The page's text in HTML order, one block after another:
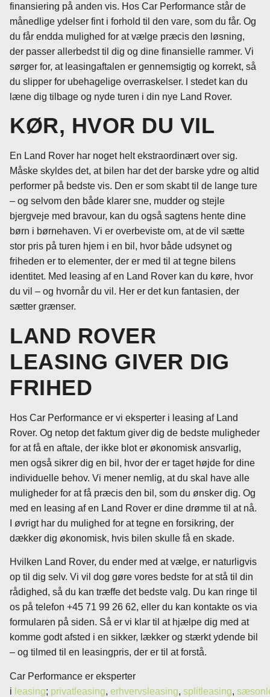
finansiering på anden vis. Hos Car Performance står de
månedlige ydelser fint i forhold til den vare, som du får. Og
du får endda mulighed for at vælge præcis den løsning,
der passer allerbedst til dig og dine finansielle rammer. Vi
sørger for, at leasingaftalen er gennemsigtig og korrekt, så
du slipper for ubehagelige overraskelser. I stedet kan du
læne dig tilbage og nyde turen i din nye Land Rover.
KØR, HVOR DU VIL
En Land Rover har noget helt ekstraordinært over sig.
Måske skyldes det, at bilen har det der barske ydre og altid
performer på bedste vis. Den er som skabt til de lange ture
– og selvom den både klarer sne, mudder og stejle
bjergveje med bravour, kan du også sagtens hente dine
børn i børnehaven. Vi er overbeviste om, at de vil sætte
stor pris på turen hjem i en bil, hvor både udsynet og
friheden er to elementer, der er med til at tegne bilens
identitet. Med leasing af en Land Rover kan du køre, hvor
du vil – og hvornår du vil. Her er det kun fantasien, der
sætter grænser.
LAND ROVER
LEASING GIVER DIG
FRIHED
Hos Car Performance er vi eksperter i leasing af Land
Rover. Og netop det faktum giver dig de bedste muligheder
for at få en aftale, der ikke blot er økonomisk ansvarlig,
men også sikrer dig en bil, hvor der er taget højde for dine
individuelle behov. Vi mener nemlig, at du skal have alle
muligheder for at få præcis den bil, som du ønsker dig. Og
med en leasing af en Land Rover er dine drømme til at nå.
I øvrigt har du mulighed for at tegne en forsikring, der
dækker dig økonomisk, hvis bilen skulle få en skade.
Hvilken Land Rover, du ender med at vælge, er naturligvis
op til dig selv. Vi vil dog gøre vores bedste for at stå til din
rådighed, så du kan træffe det bedste valg. Du kan ringe til
os på telefon +45 71 99 26 62, eller du kan kontakte os via
formularen på siden. Så er vi klar til at hjælpe dig med at
komme godt afsted i en sikker, lækker og stærkt ydende bil
– og tilmed til en leasingpris, der er til at forstå.
Car Performance er eksperter
i leasing; privatleasing, erhvervsleasing, splitleasing,